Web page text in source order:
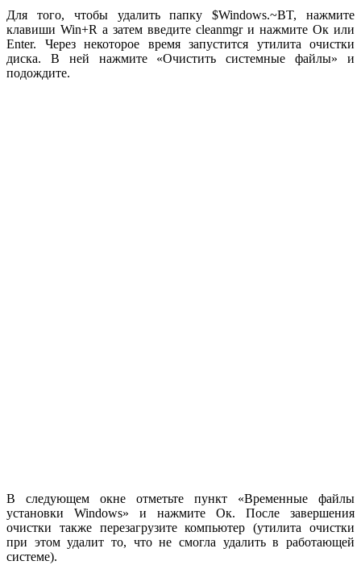
Для того, чтобы удалить папку $Windows.~BT, нажмите
клавиши Win+R а затем введите cleanmgr и нажмите Ок или
Enter. Через некоторое время запустится утилита очистки
диска. В ней нажмите «Очистить системные файлы» и
подождите.
В следующем окне отметьте пункт «Временные файлы
установки Windows» и нажмите Ок. После завершения
очистки также перезагрузите компьютер (утилита очистки
при этом удалит то, что не смогла удалить в работающей
системе).